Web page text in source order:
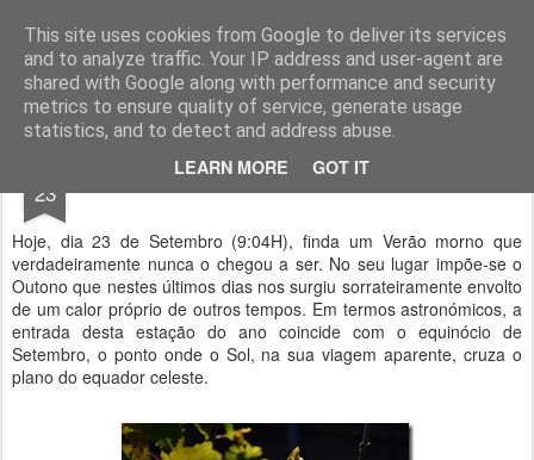
This site uses cookies from Google to deliver its services
and to analyze traffic. Your IP address and user-agent are
shared with Google along with performance and security
metrics to ensure quality of service, generate usage
statistics, and to detect and address abuse.
LEARN MORE GOT IT
Geopalavras
canal800 clique ZapCanal
23 É Outono!
Hoje, dia 23 de Setembro (9:04H), finda um Verão morno que
verdadeiramente nunca o chegou a ser. No seu lugar impõe-se o
Outono que nestes últimos dias nos surgiu sorrateiramente envolto
de um calor próprio de outros tempos. Em termos astronómicos, a
entrada desta estação do ano coincide com o equinócio de
Setembro, o ponto onde o Sol, na sua viagem aparente, cruza o
plano do equador celeste.